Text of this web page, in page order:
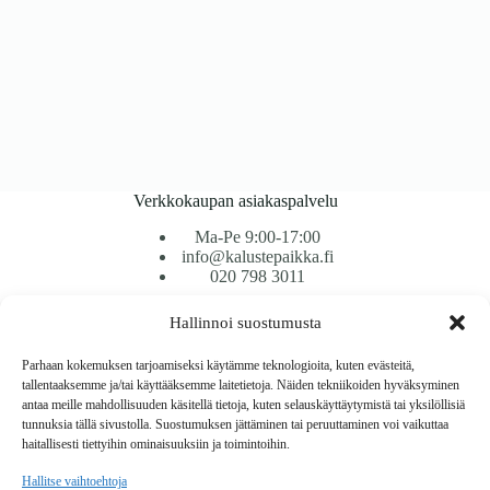
Hallinnoi suostumusta
Parhaan kokemuksen tarjoamiseksi käytämme teknologioita, kuten evästeitä,
tallentaaksemme ja/tai käyttääksemme laitetietoja. Näiden tekniikoiden hyväksyminen
antaa meille mahdollisuuden käsitellä tietoja, kuten selauskäyttäytymistä tai yksilöllisiä
tunnuksia tällä sivustolla. Suostumuksen jättäminen tai peruuttaminen voi vaikuttaa
haitallisesti tiettyihin ominaisuuksiin ja toimintoihin.
Hallitse vaihtoehtoja
Verkkokaupan asiakaspalvelu
Ma-Pe 9:00-17:00
info@kalustepaikka.fi
020 798 3011
Tavarantoimitus / Maksutavat
Toimitustavat
Maksutavat
Vaihto ja palautus
Reklamaatiot